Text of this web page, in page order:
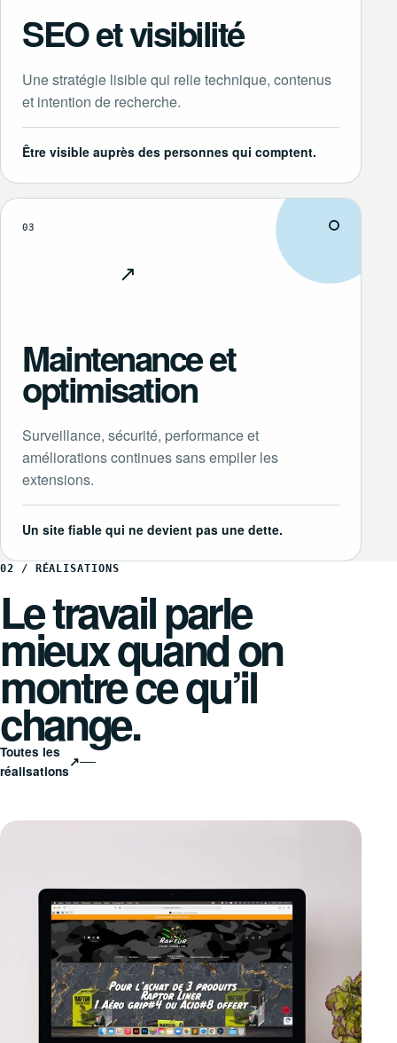
SEO et visibilité
Une stratégie lisible qui relie technique, contenus
et intention de recherche.
Être visible auprès des personnes qui comptent.
03
Maintenance et
optimisation
Surveillance, sécurité, performance et
améliorations continues sans empiler les
extensions.
Un site fiable qui ne devient pas une dette.
↗
02 / RÉALISATIONS
Le travail parle
mieux quand on
montre ce qu’il
change.
Toutes les
réalisations
↗